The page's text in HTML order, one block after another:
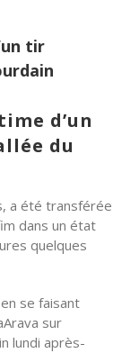
tir
d’un
du
a été transférée
dans un état
quelques
se faisant
sur
lundi après-